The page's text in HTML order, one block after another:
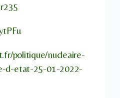
politique/nucleaire-
d-etat-25-01-2022-